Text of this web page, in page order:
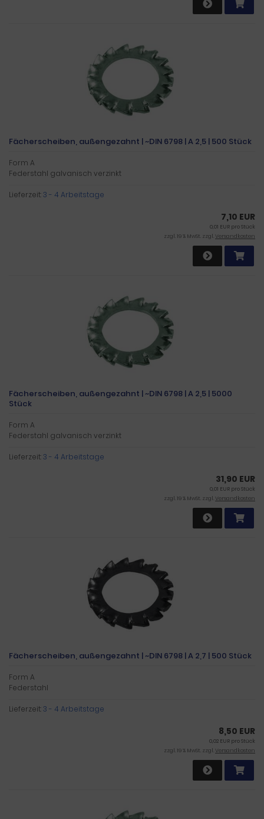
Fächerscheiben, außengezahnt | ~DIN 6798 | A 2,5 | 500 Stück
Form A
Federstahl galvanisch verzinkt
Lieferzeit:3 - 4 Arbeitstage
7,10 EUR
0,01 EUR pro Stück
zzgl. 19 % MwSt. zzgl.Versandkosten
Fächerscheiben, außengezahnt | ~DIN 6798 | A 2,5 | 5000
Stück
Form A
Federstahl galvanisch verzinkt
Lieferzeit:3 - 4 Arbeitstage
31,90 EUR
0,01 EUR pro Stück
zzgl. 19 % MwSt. zzgl.Versandkosten
Fächerscheiben, außengezahnt | ~DIN 6798 | A 2,7 | 500 Stück
Form A
Federstahl
Lieferzeit:3 - 4 Arbeitstage
8,50 EUR
0,02 EUR pro Stück
zzgl. 19 % MwSt. zzgl.Versandkosten